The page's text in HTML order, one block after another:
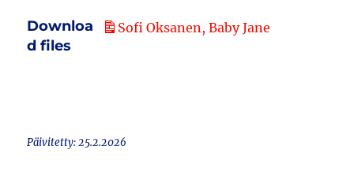
Downloa
d files
Sofi Oksanen, Baby Jane
Päivitetty: 25.2.2026